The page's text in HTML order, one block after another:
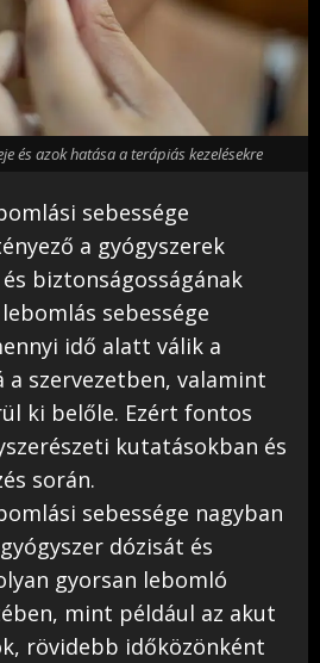
és azok hatása a terápiás kezelésekre
sebessége
a gyógyszerek
biztonságosságának
sebessége
idő alatt válik a
a szervezetben, valamint
ki belőle. Ezért fontos
kutatásokban és
során.
sebessége nagyban
dózisát és
gyorsan lebomló
mint például az akut
rövidebb időközönként